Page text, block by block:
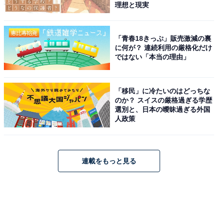
「エッグディスペンサー」に卵を入れるにはコツ
が必要
使ってみたところ、エッグディスペンサーに入った卵を
手前から取り出すことは全く問題ないのですが、卵を追
加するときにコツが必要でした。
理想と現実
「青春18きっぷ」販売激減の裏
に何が？ 連続利用の厳格化だけ
ではない「本当の理由」
「移民」に冷たいのはどっちな
のか？ スイスの厳格過ぎる学歴
選別と、日本の曖昧過ぎる外国
人政策
連載をもっと見る